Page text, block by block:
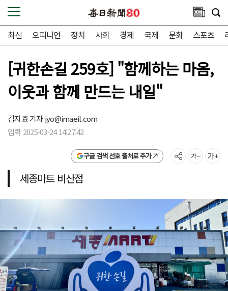
최신 오피니언 정치 사회 경제 국제 문화 스포츠
[귀한손길 259호] "함께하는 마음,
이웃과 함께 만드는 내일"
김지효 기자jyo@imaeil.com
입력 2025-03-24 14:27:42
구글 검색 선호 출처로 추가
세종마트 비산점